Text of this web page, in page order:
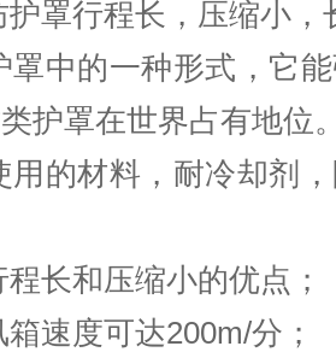
罩行程长，压缩小，
中的一种形式，它
护罩在世界占有地位
的材料，耐冷却剂
长和压缩小的优点；
速度可达200m/分；